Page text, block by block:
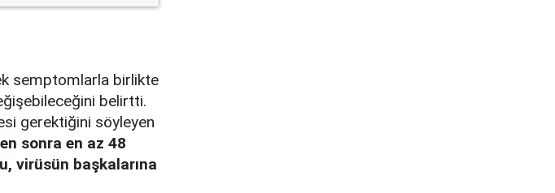
semptomlarla birlikte
belirtti.
gerektiğini söyleyen
sonra en az 48
virüsün başkalarına